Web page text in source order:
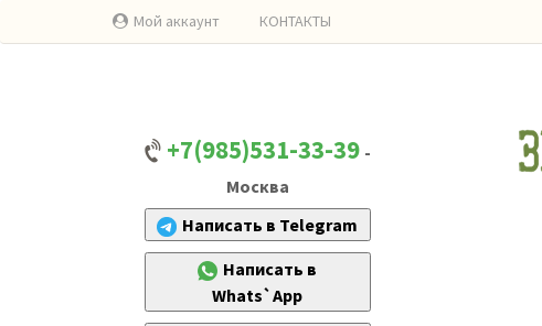
Мой аккаунт КОНТАКТЫ
+7(985)531-33-39 -
Москва
Написать в Telegram
Написать в
Whats`App